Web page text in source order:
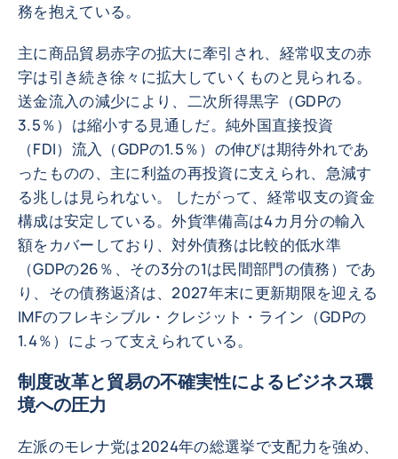
務を抱えている。
主に商品貿易赤字の拡大に牽引され、経常収支の赤
字は引き続き徐々に拡大していくものと見られる。
送金流入の減少により、二次所得黒字（GDPの
3.5％）は縮小する見通しだ。純外国直接投資
（FDI）流入（GDPの1.5％）の伸びは期待外れであ
ったものの、主に利益の再投資に支えられ、急減す
る兆しは見られない。 したがって、経常収支の資金
構成は安定している。外貨準備高は4カ月分の輸入
額をカバーしており、対外債務は比較的低水準
（GDPの26％、その3分の1は民間部門の債務）であ
り、その債務返済は、2027年末に更新期限を迎える
IMFのフレキシブル・クレジット・ライン（GDPの
1.4％）によって支えられている。
制度改革と貿易の不確実性によるビジネス環
境への圧力
左派のモレナ党は2024年の総選挙で支配力を強め、